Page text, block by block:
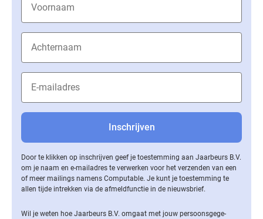
Door te klikken op inschrijven geef je toestemming aan Jaarbeurs B.V.
om je naam en e-mailadres te verwerken voor het verzenden van een
of meer mailings namens Computable. Je kunt je toestemming te
allen tijde intrekken via de af­meld­func­tie in de nieuwsbrief.
Wil je weten hoe Jaarbeurs B.V. omgaat met jouw per­soons­ge­ge­